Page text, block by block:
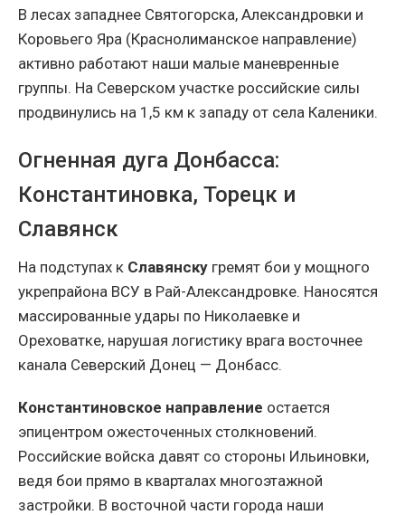
В лесах западнее Святогорска, Александровки и
Коровьего Яра (Краснолиманское направление)
активно работают наши малые маневренные
группы. На Северском участке российские силы
продвинулись на 1,5 км к западу от села Каленики.
Огненная дуга Донбасса:
Константиновка, Торецк и
Славянск
На подступах к Славянску гремят бои у мощного
укрепрайона ВСУ в Рай-Александровке. Наносятся
массированные удары по Николаевке и
Ореховатке, нарушая логистику врага восточнее
канала Северский Донец — Донбасс.
Константиновское направление остается
эпицентром ожесточенных столкновений.
Российские войска давят со стороны Ильиновки,
ведя бои прямо в кварталах многоэтажной
застройки. В восточной части города наши